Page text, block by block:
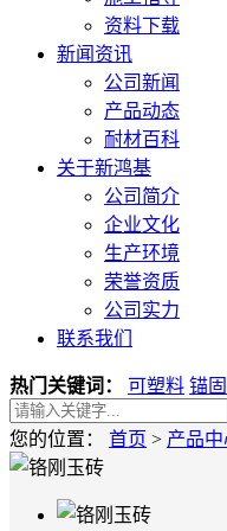
资料下载
新闻资讯
公司新闻
产品动态
耐材百科
关于新鸿基
公司简介
企业文化
生产环境
荣誉资质
公司实力
联系我们
热门关键词： 可塑料 锚
您的位置： 首页 > 产品